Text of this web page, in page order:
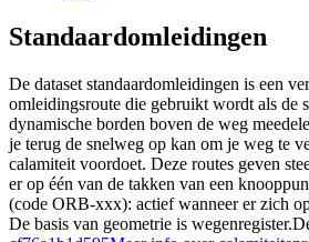
Standaardomleidingen
De dataset standaardomleidingen is een
omleidingsroute die gebruikt wordt als de
dynamische borden boven de weg
je terug de snelweg op kan om je weg te
calamiteit voordoet. Deze routes geven
er op één van de takken van een
(code ORB-xxx): actief wanneer er zich
De basis van geometrie is